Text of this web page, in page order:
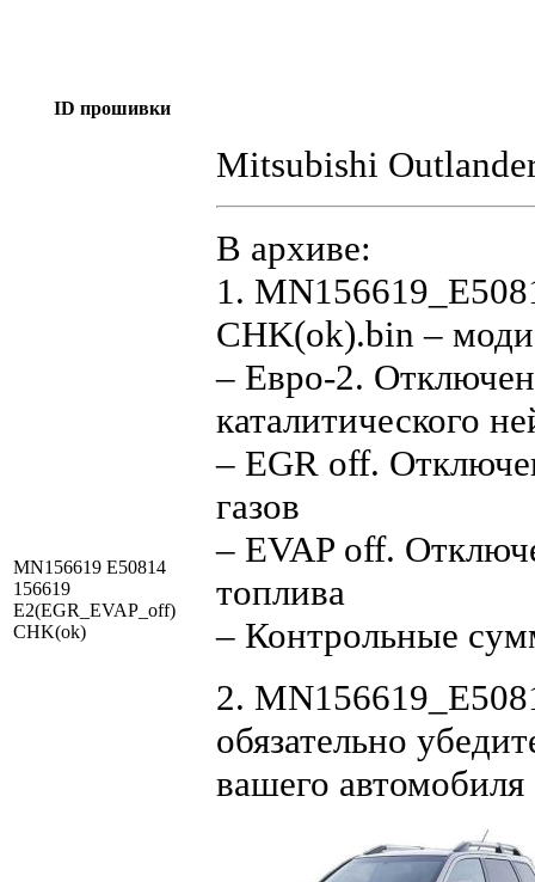
ID прошивки
MN156619 E50814
156619
E2(EGR_EVAP_off)
CHK(ok)
Mitsubishi
В архиве:
1.
CHK(ok).bin –
– Евро-2. Отключен
каталитического
– EGR off.
газов
– EVAP off.
топлива
– Контрольные
2.
обязательно
вашего автомобиля